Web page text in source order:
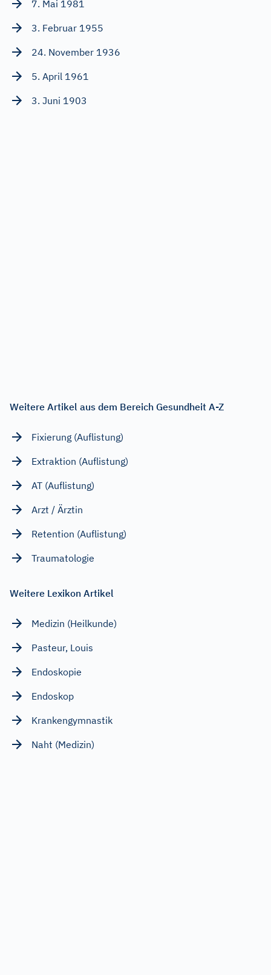
7. Mai 1981
3. Februar 1955
24. November 1936
5. April 1961
3. Juni 1903
Weitere Artikel aus dem Bereich Gesundheit A-Z
Fixierung (Auflistung)
Extraktion (Auflistung)
AT (Auflistung)
Arzt / Ärztin
Retention (Auflistung)
Traumatologie
Weitere Lexikon Artikel
Medizin (Heilkunde)
Pasteur, Louis
Endoskopie
Endoskop
Krankengymnastik
Naht (Medizin)